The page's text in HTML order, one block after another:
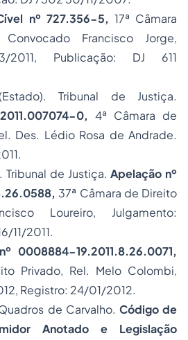
nº 727.356-5, 17ª Câmara
Francisco Jorge,
2011, Publicação: DJ 611
(Estado). Tribunal de Justiça.
0, 4ª Câmara de
Des. Lédio Rosa de Andrade.
Tribunal de Justiça.Apelação nº
37ª Câmara de Direito
Loureiro, Julgamento:
11/2011.
0008884-19.2011.8.26.0071,
Privado, Rel. Melo Colombi,
Registro: 24/01/2012.
de Carvalho. Código de
Anotado e Legislação